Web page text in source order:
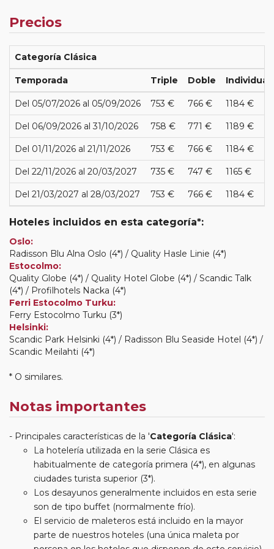
Precios
Categoría Clásica
Temporada Triple Doble Individual
Del 05/07/2026 al 05/09/2026 753 € 766 € 1184 €
Del 06/09/2026 al 31/10/2026 758 € 771 € 1189 €
Del 01/11/2026 al 21/11/2026 753 € 766 € 1184 €
Del 22/11/2026 al 20/03/2027 735 € 747 € 1165 €
Del 21/03/2027 al 28/03/2027 753 € 766 € 1184 €
Hoteles incluidos en esta categoría*:
Oslo:
Radisson Blu Alna Oslo (4*) / Quality Hasle Linie (4*)
Estocolmo:
Quality Globe (4*) / Quality Hotel Globe (4*) / Scandic Talk
(4*) / Profilhotels Nacka (4*)
Ferri Estocolmo Turku:
Ferry Estocolmo Turku (3*)
Helsinki:
Scandic Park Helsinki (4*) / Radisson Blu Seaside Hotel (4*) /
Scandic Meilahti (4*)
* O similares.
Notas importantes
Principales características de la 'Categoría Clásica':
La hotelería utilizada en la serie Clásica es
habitualmente de categoría primera (4*), en algunas
ciudades turista superior (3*).
Los desayunos generalmente incluidos en esta serie
son de tipo buffet (normalmente frío).
El servicio de maleteros está incluido en la mayor
parte de nuestros hoteles (una única maleta por